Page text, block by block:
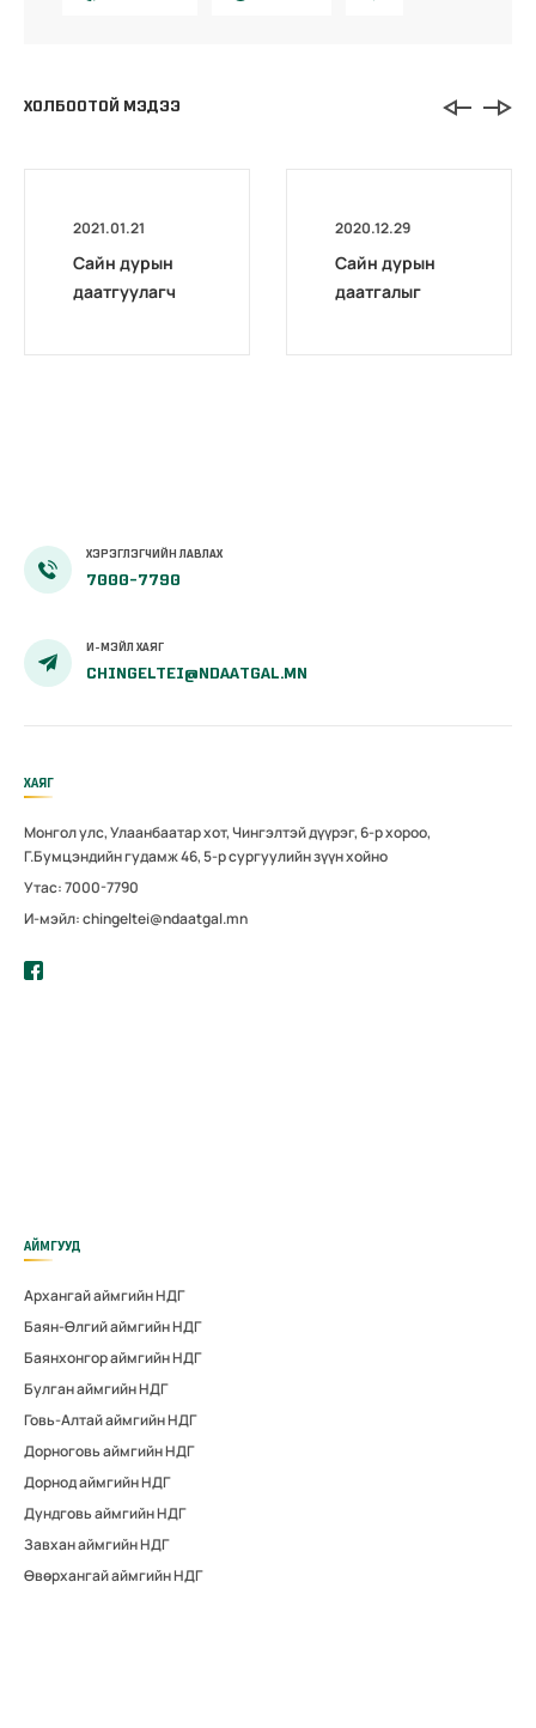
ХОЛБООТОЙ МЭДЭЭ
2021.01.21
Сайн дурын
даатгуулагч
2020.12.29
Сайн дурын
даатгалыг
ХЭРЭГЛЭГЧИЙН ЛАВЛАХ
7000-7790
И-МЭЙЛ ХАЯГ
CHINGELTEI@NDAATGAL.MN
ХАЯГ
Монгол улс, Улаанбаатар хот, Чингэлтэй дүүрэг, 6-р хороо,
Г.Бумцэндийн гудамж 46, 5-р сургуулийн зүүн хойно
Утас: 7000-7790
И-мэйл: chingeltei@ndaatgal.mn
АЙМГУУД
Архангай аймгийн НДГ
Баян-Өлгий аймгийн НДГ
Баянхонгор аймгийн НДГ
Булган аймгийн НДГ
Говь-Алтай аймгийн НДГ
Дорноговь аймгийн НДГ
Дорнод аймгийн НДГ
Дундговь аймгийн НДГ
Завхан аймгийн НДГ
Өвөрхангай аймгийн НДГ